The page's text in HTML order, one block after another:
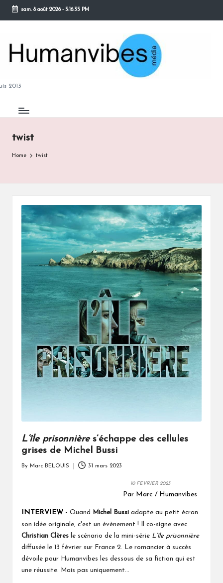
Skip
content
sam. 8 août 2026- 5:16:35 PM
2013
twist
Home twist
L’île prisonnières’échappe des cellules
grises de Michel Bussi
Posted
By Marc BELOUIS 31 mars 2023
10 FEVRIER 2023
Par Marc / Humanvibes
INTERVIEW- Quand Michel Bussiadapte au petit écran
son idée originale, c'est un évènement ! Il co-signe avec
Christian Clèresle scénario de la mini-série L’île prisonnière
diffusée le 13 février sur France 2. Le romancier à succès
dévoile pour Humanvibes les dessous de sa fiction qui est
une réussite. Mais pas uniquement...